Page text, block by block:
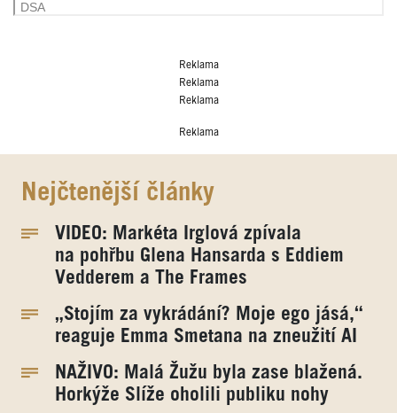
Reklama
Reklama
Reklama
Reklama
Nejčtenější články
VIDEO: Markéta Irglová zpívala
na pohřbu Glena Hansarda s Eddiem
Vedderem a The Frames
„Stojím za vykrádání? Moje ego jásá,“
reaguje Emma Smetana na zneužití AI
NAŽIVO: Malá Žužu byla zase blažená.
Horkýže Slíže oholili publiku nohy